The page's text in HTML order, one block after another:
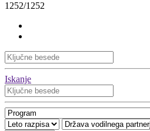
1252/1252
Iskanje